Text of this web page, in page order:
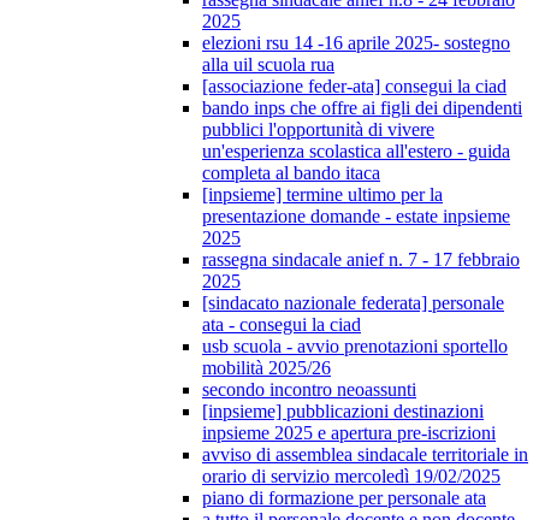
2025
elezioni rsu 14 -16 aprile 2025- sostegno
alla uil scuola rua
[associazione feder-ata] consegui la ciad
bando inps che offre ai figli dei dipendenti
pubblici l'opportunità di vivere
un'esperienza scolastica all'estero - guida
completa al bando itaca
[inpsieme] termine ultimo per la
presentazione domande - estate inpsieme
2025
rassegna sindacale anief n. 7 - 17 febbraio
2025
[sindacato nazionale federata] personale
ata - consegui la ciad
usb scuola - avvio prenotazioni sportello
mobilità 2025/26
secondo incontro neoassunti
[inpsieme] pubblicazioni destinazioni
inpsieme 2025 e apertura pre-iscrizioni
avviso di assemblea sindacale territoriale in
orario di servizio mercoledì 19/02/2025
piano di formazione per personale ata